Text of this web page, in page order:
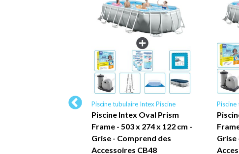
Piscine tubulaire Intex Piscine
Piscine Intex Oval Prism
Frame - 503 x 274 x 122 cm -
Grise - Comprend des
Accessoires CB48
Piscine
Grise